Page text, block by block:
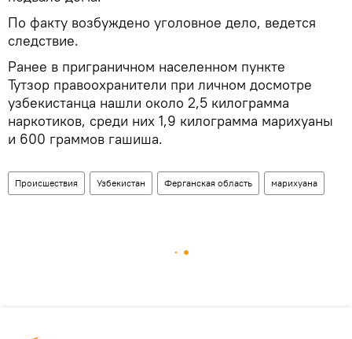
По факту возбуждено уголовное дело, ведется
следствие.
Ранее в приграничном населенном пункте
Тутзор правоохранители при личном досмотре
узбекистанца нашли около 2,5 килограмма
наркотиков, среди них 1,9 килограмма марихуаны
и 600 граммов гашиша.
Происшествия Узбекистан Ферганская область марихуана